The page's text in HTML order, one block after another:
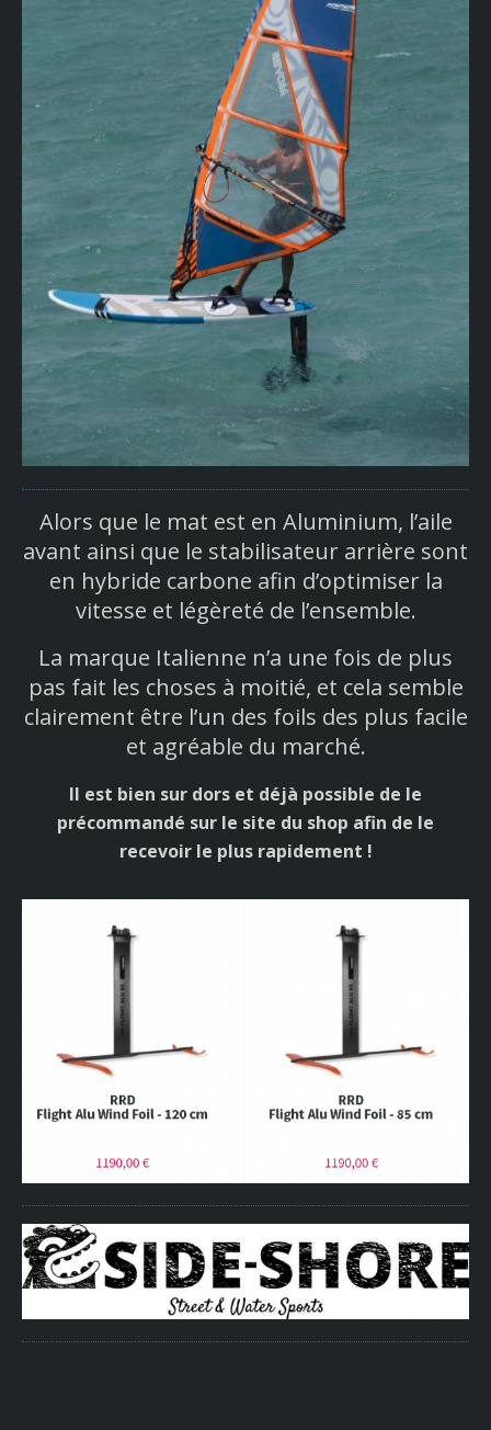
Alors que le mat est en Aluminium, l’aile
avant ainsi que le stabilisateur arrière sont
en hybride carbone afin d’optimiser la
vitesse et légèreté de l’ensemble.
La marque Italienne n’a une fois de plus
pas fait les choses à moitié, et cela semble
clairement être l’un des foils des plus facile
et agréable du marché.
Il est bien sur dors et déjà possible de le
précommandé sur le site du shop afin de le
recevoir le plus rapidement !